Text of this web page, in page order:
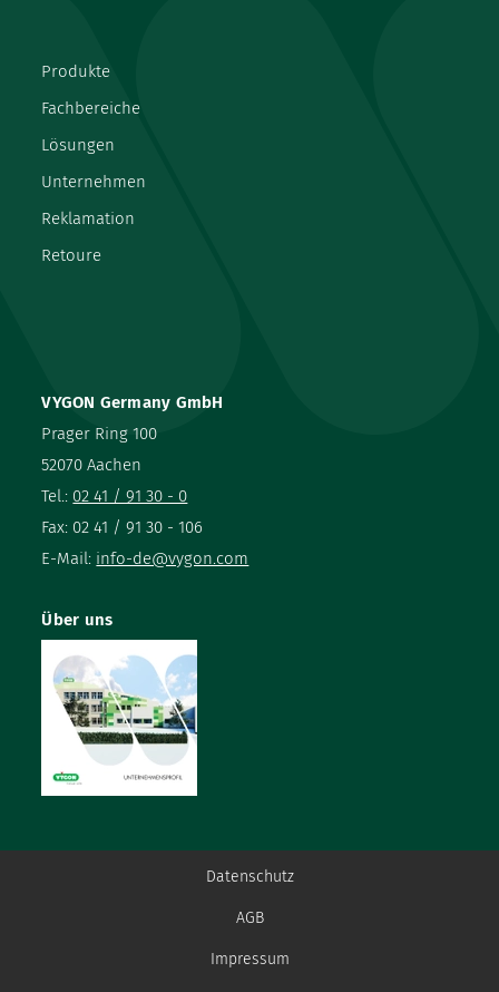
VYGON Germany GmbH
Prager Ring 100
52070 Aachen
Tel.: 02 41 / 91 30 - 0
Fax: 02 41 / 91 30 - 106
E-Mail: info-de@vygon.com
Produkte
Fachbereiche
Lösungen
Unternehmen
Reklamation
Retoure
Über uns
Datenschutz
AGB
Impressum